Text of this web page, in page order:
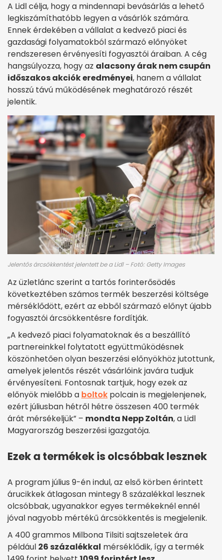
A Lidl célja, hogy a mindennapi bevásárlás a lehető
legkiszámíthatóbb legyen a vásárlók számára.
Ennek érdekében a vállalat a kedvező piaci és
gazdasági folyamatokból származó előnyöket
rendszeresen érvényesíti fogyasztói áraiban. A cég
hangsúlyozza, hogy az alacsony árak nem csupán
időszakos akciók eredményei, hanem a vállalat
hosszú távú működésének meghatározó részét
jelentik.
Jelentős árcsökkentést jelentett be a Lidl – Fotó: Getty Images
Az üzletlánc szerint a tartós forinterősödés
következtében számos termék beszerzési költsége
mérséklődött, ezért az ebből származó előnyt újabb
fogyasztói árcsökkentésre fordítják.
„A kedvező piaci folyamatoknak és a beszállító
partnereinkkel folytatott együttműködésnek
köszönhetően olyan beszerzési előnyökhöz jutottunk,
amelyek jelentős részét vásárlóink javára tudjuk
érvényesíteni. Fontosnak tartjuk, hogy ezek az
előnyök mielőbb a boltok polcain is megjelenjenek,
ezért júliusban hétről hétre összesen 400 termék
árát mérsékeljük” – mondta Nepp Zoltán, a Lidl
Magyarország beszerzési igazgatója.
Ezek a termékek is olcsóbbak lesznek
A program július 9-én indul, az első körben érintett
árucikkek átlagosan mintegy 8 százalékkal lesznek
olcsóbbak, ugyanakkor egyes termékeknél ennél
jóval nagyobb mértékű árcsökkentés is megjelenik.
A 400 grammos Milbona Tilsiti sajtszeletek ára
például 26 százalékkal mérséklődik, így a termék